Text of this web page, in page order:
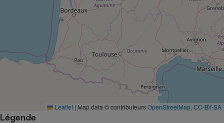
Leaflet | Map data © contributeursOpenStreetMap CC-BY-SA
Légende
Complément
alimentaire
bouteille
Assurance emprunteur
Petit électroménager -
Matelas
Mutuelle